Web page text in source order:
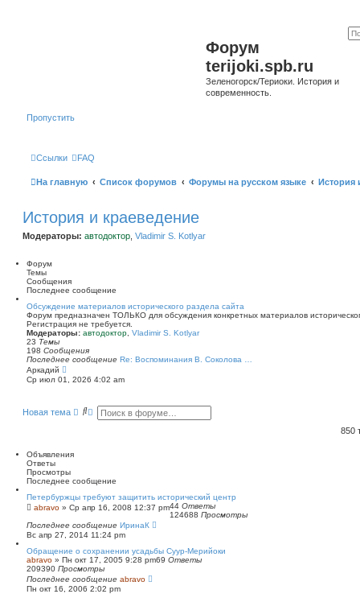
Форум
terijoki.spb.ru
Зеленогорск/Териоки. История и
современность.
Пропустить
Ссылки FAQ
На главную Список форумов Форумы на русском языке История
История и краеведение
Модераторы: автодоктор Vladimir S. Kotlyar
Форум
Темы
Сообщения
Последнее сообщение
Обсуждение материалов исторического раздела сайта
Форум предназначен ТОЛЬКО для обсуждения конкретных материалов
Регистрация не требуется.
Модераторы: автодоктор Vladimir S. Kotlyar
23 Темы
198 Сообщения
Последнее сообщение Re: Воспоминания В. Соколова …
Аркадий
р
т
с
е
д
е
м
с
о
б
щ
е
н
и
Ср июл 01, 2026 4:02 am
Новая тема
П Р
н
ы
й
о
и
к
850
Объявления
Ответы
Просмотры
Последнее сообщение
Петербуржцы требуют защитить исторический центр
abravo » Ср апр 16, 2008 12:37 pm44 Ответы
124688 Просмотры
Последнее сообщение ИринаК
Вс апр 27, 2014 11:24 pm
Обращение о сохранении усадьбы Суур-Мерийоки
abravo » Пн окт 17, 2005 9:28 pm69 Ответы
209390 Просмотры
Последнее сообщение abravo
Пн окт 16, 2006 2:02 pm